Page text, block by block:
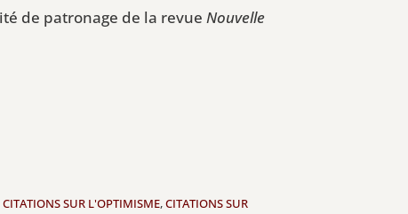
de patronage de la revueNouvelle
CITATIONS SUR L'OPTIMISME,CITATIONS SUR